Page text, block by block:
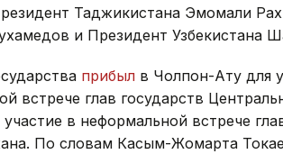
Таджикистана Эмомали
и Президент Узбекистана
прибыл в Чолпон-Ату для
встрече глав государств
участие в неформальной встрече
По словам Касым-Жомарта